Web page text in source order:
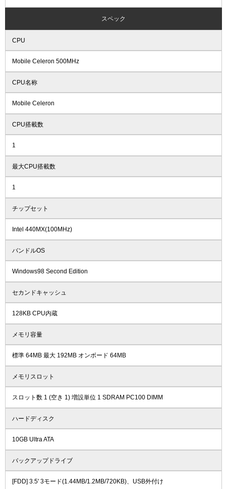
スペック
CPU
Mobile Celeron 500MHz
CPU名称
Mobile Celeron
CPU搭載数
1
最大CPU搭載数
1
チップセット
Intel 440MX(100MHz)
バンドルOS
Windows98 Second Edition
セカンドキャッシュ
128KB CPU内蔵
メモリ容量
標準 64MB 最大 192MB オンボード 64MB
メモリスロット
スロット数 1 (空き 1) 増設単位 1 SDRAM PC100 DIMM
ハードディスク
10GB Ultra ATA
バックアップドライブ
[FDD] 3.5' 3モード(1.44MB/1.2MB/720KB)、USB外付け